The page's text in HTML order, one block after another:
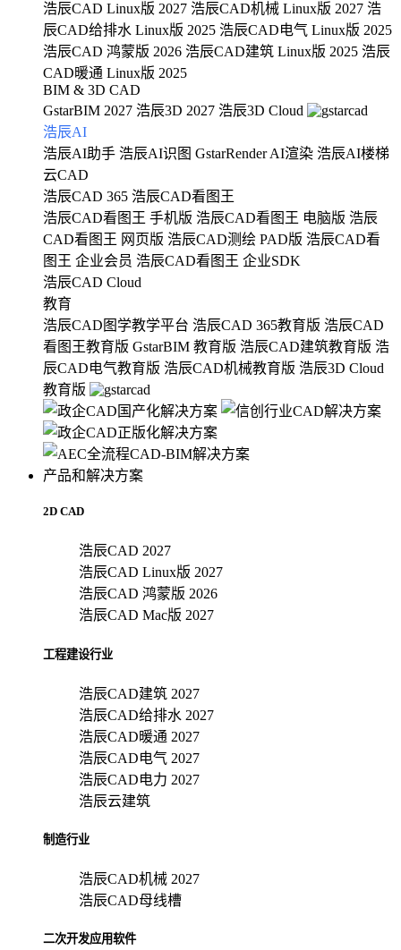
浩辰CAD Linux版 2027 浩辰CAD机械 Linux版 2027 浩
辰CAD给排水 Linux版 2025 浩辰CAD电气 Linux版 2025
浩辰CAD 鸿蒙版 2026 浩辰CAD建筑 Linux版 2025 浩辰
CAD暖通 Linux版 2025
BIM & 3D CAD
GstarBIM 2027 浩辰3D 2027 浩辰3D Cloud
浩辰AI
浩辰AI助手 浩辰AI识图 GstarRender AI渲染 浩辰AI楼梯
云CAD
浩辰CAD 365 浩辰CAD看图王
浩辰CAD看图王 手机版 浩辰CAD看图王 电脑版 浩辰
CAD看图王 网页版 浩辰CAD测绘 PAD版 浩辰CAD看
图王 企业会员 浩辰CAD看图王 企业SDK
浩辰CAD Cloud
教育
浩辰CAD图学教学平台 浩辰CAD 365教育版 浩辰CAD
看图王教育版 GstarBIM 教育版 浩辰CAD建筑教育版 浩
辰CAD电气教育版 浩辰CAD机械教育版 浩辰3D Cloud
教育版
产品和解决方案
2D CAD
浩辰CAD 2027
浩辰CAD Linux版 2027
浩辰CAD 鸿蒙版 2026
浩辰CAD Mac版 2027
工程建设行业
浩辰CAD建筑 2027
浩辰CAD给排水 2027
浩辰CAD暖通 2027
浩辰CAD电气 2027
浩辰CAD电力 2027
浩辰云建筑
制造行业
浩辰CAD机械 2027
浩辰CAD母线槽
二次开发应用软件